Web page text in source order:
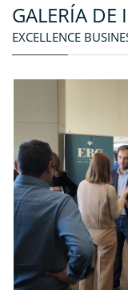
GALERÍA DE
EXCELLENCE